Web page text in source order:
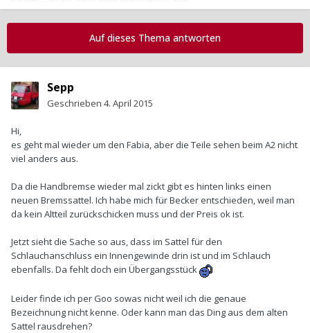
Auf dieses Thema antworten
Sepp
Geschrieben 4. April 2015
Hi,
es geht mal wieder um den Fabia, aber die Teile sehen beim A2 nicht
viel anders aus.
Da die Handbremse wieder mal zickt gibt es hinten links einen
neuen Bremssattel. Ich habe mich für Becker entschieden, weil man
da kein Altteil zurückschicken muss und der Preis ok ist.
Jetzt sieht die Sache so aus, dass im Sattel für den
Schlauchanschluss ein Innengewinde drin ist und im Schlauch
ebenfalls. Da fehlt doch ein Übergangsstück
Leider finde ich per Goo sowas nicht weil ich die genaue
Bezeichnung nicht kenne. Oder kann man das Ding aus dem alten
Sattel rausdrehen?